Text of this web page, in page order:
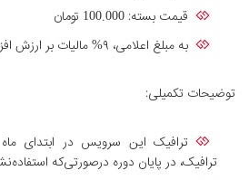
قیمت بسته: 100.000 تومان
به مبلغ اعلامی، ۹% مالیات بر ارزش افزوده اضافه می گردد.
توضیحات تکمیلی:
ترافیک این سرویس در ابتدای
ترافیک، در پایان دوره درصورتی‌که